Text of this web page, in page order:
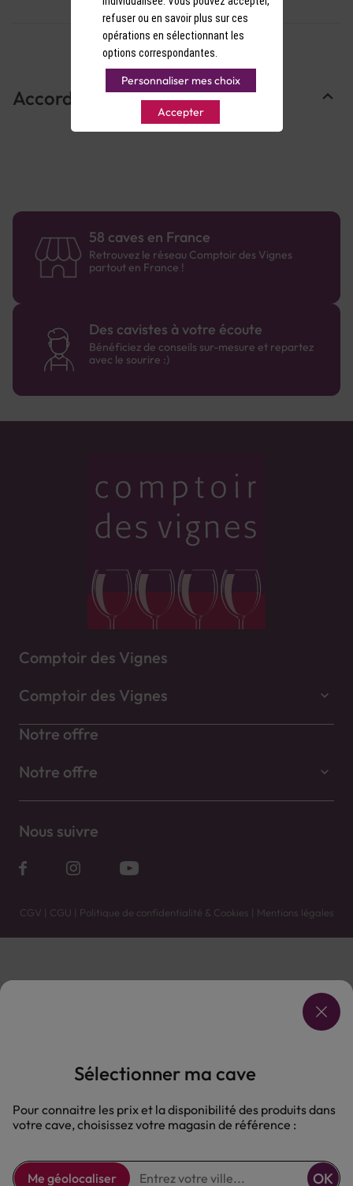
Accords Mets & Vins
58 caves en France
Retrouvez le réseau Comptoir des Vignes
partout en France !
Des cavistes à votre écoute
Bénéficiez de conseils sur-mesure et repartez
avec le sourire :)
Comptoir des Vignes
Comptoir des Vignes
Notre offre
Notre offre
Nous suivre
CGV | CGU | Politique de confidentialité & Cookies | Mentions légales
Vente uniquement en caves. Contactez votre caviste pour plus de renseignements.
L'ABUS D'ALCOOL EST DANGEREUX POUR LA SANTÉ, À CONSOMMER AVEC MODÉRATION.
Sélectionner ma cave
Pour connaitre les prix et la disponibilité des produits dans
votre cave, choisissez votre magasin de référence :
Me géolocaliser OK
refuser ou en savoir plus sur ces
opérations en sélectionnant les
options correspondantes.
Personnaliser mes choix
Accepter